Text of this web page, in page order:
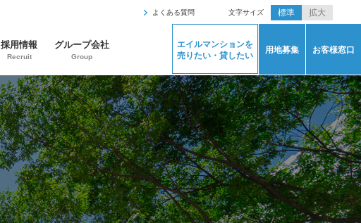
よくある質問 文字サイズ 標準 拡大
採用情報
Recruit
グループ会社
Group
お客様窓口
用地募集
エイルマンションを
売りたい・貸したい